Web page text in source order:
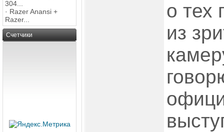
304...
· Razer Anansi +
Razer...
Счетчики
о тех
из